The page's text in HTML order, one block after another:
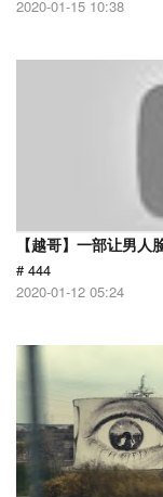
2020-01-15 10:38
【越哥】一部让男人
# 444
2020-01-12 05:24